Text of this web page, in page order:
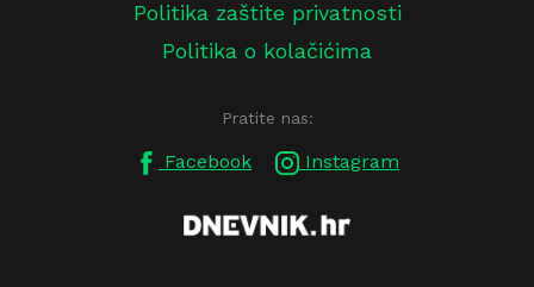
Politika zaštite privatnosti
Politika o kolačićima
Pratite nas:
Facebook Instagram